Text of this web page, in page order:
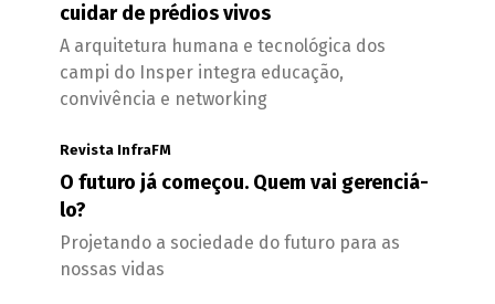
cuidar de prédios vivos
A arquitetura humana e tecnológica dos
campi do Insper integra educação,
convivência e networking
Revista InfraFM
O futuro já começou. Quem vai gerenciá-
lo?
Projetando a sociedade do futuro para as
nossas vidas